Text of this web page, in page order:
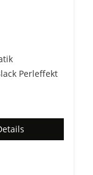
Perleffekt